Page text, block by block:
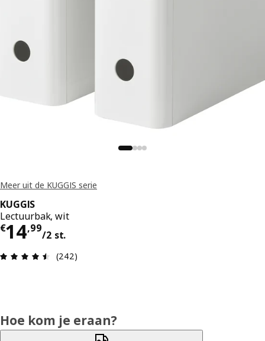
Meer uit de KUGGIS serie
KUGGIS
Lectuurbak, wit
€14,99
/2 st.
€ 14,99/2 st.
Beoordeling: 4.5 van 5 sterren. Totaal
(242)
Hoe kom je eraan?